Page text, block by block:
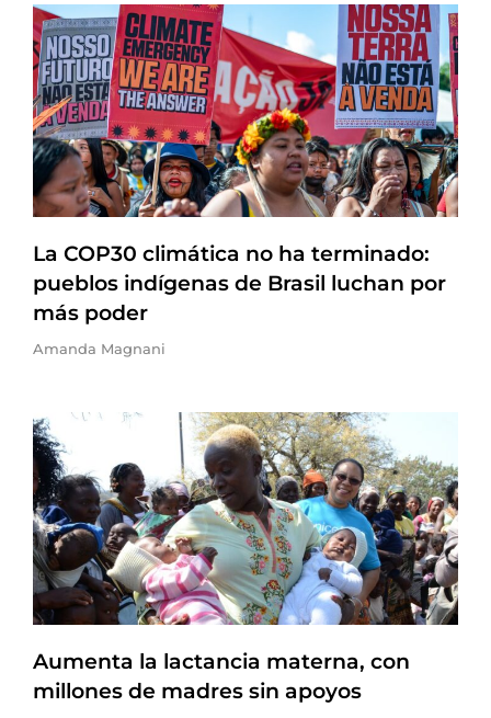
La COP30 climática no ha terminado:
pueblos indígenas de Brasil luchan por
más poder
Amanda Magnani
Aumenta la lactancia materna, con
millones de madres sin apoyos